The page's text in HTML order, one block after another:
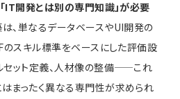
開発とは別の専門知識」が必要
、単なるデータベースやUI開発の
のスキル標準をベースにした評価設
セット定義、人材像の整備——これ
まったく異なる専門性が求められ